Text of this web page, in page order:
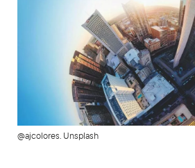
@ajcolores. Unsplash